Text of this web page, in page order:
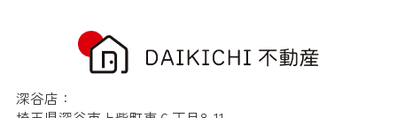
深谷店：